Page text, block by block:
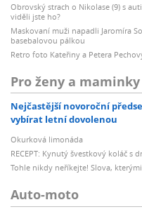
Obrovský strach o Nikolase (9) s
viděli jste ho?
Maskovaní muži napadli Jaromíra
basebalovou pálkou
Retro foto Kateřiny a Petera
Pro ženy a maminky
Nejčastější novoroční
vybírat letní dovolenou
Okurková limonáda
RECEPT: Kynutý švestkový koláč s
Tohle nikdy neříkejte! Slova,
Auto-moto